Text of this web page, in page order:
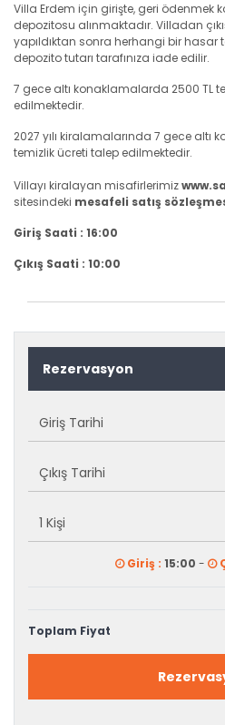
Villa Erdem için girişte, geri ödenmek
depozitosu alınmaktadır. Villadan
yapıldıktan sonra herhangi bir
depozito tutarı tarafınıza iade edilir.
7 gece altı konaklamalarda 2500 TL
edilmektedir.
2027 yılı kiralamalarında 7 gece altı
temizlik ücreti talep edilmektedir.
Villayı kiralayan misafirlerimiz
sitesindeki mesafeli satış
Giriş Saati : 16:00
Çıkış Saati : 10:00
Rezervasyon
Giriş : 15:00 -
Toplam Fiyat